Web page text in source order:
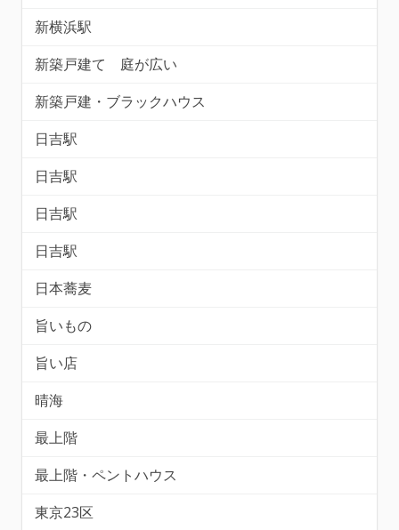
新横浜駅
新築戸建て 庭が広い
新築戸建・ブラックハウス
日吉駅
日吉駅
日吉駅
日吉駅
日本蕎麦
旨いもの
旨い店
晴海
最上階
最上階・ペントハウス
東京23区